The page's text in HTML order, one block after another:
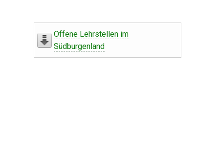
Offene Lehrstellen im
Südburgenland